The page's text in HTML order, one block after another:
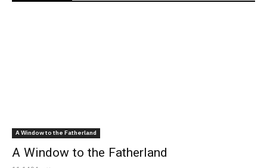
A Window to the Fatherland
A Window to the Fatherland